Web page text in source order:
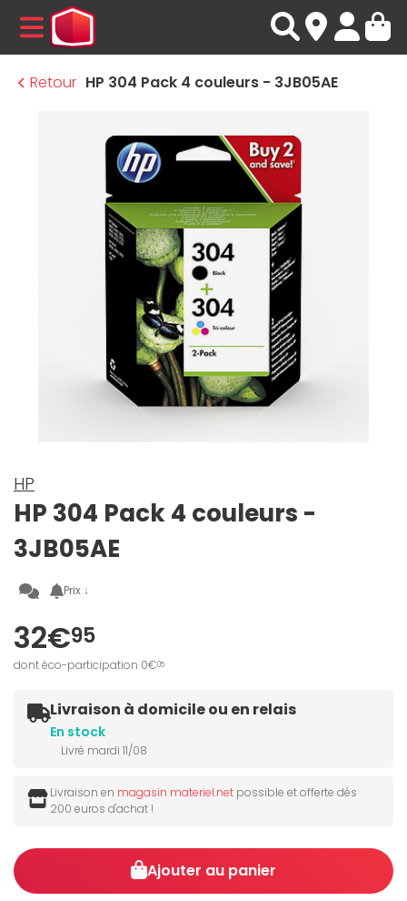
MENU
Retour HP 304 Pack 4 couleurs - 3JB05AE
HP
HP 304 Pack 4 couleurs -
3JB05AE
Prix ↓
32€95
dont éco-participation 0€05
Livraison à domicile ou en relais
En stock
Livré mardi 11/08
Livraison en magasin materiel.net possible et offerte dès
200 euros d'achat !
Ajouter au panier